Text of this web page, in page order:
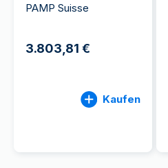
PAMP Suisse
3.803,81 €
Kaufen